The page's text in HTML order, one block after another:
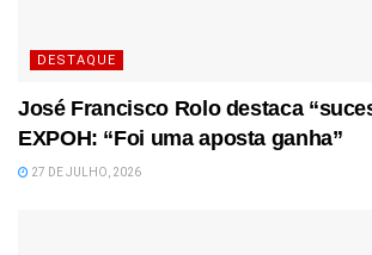
DESTAQUE
José Francisco Rolo destaca
EXPOH: “Foi uma aposta ganha”
27 DE JULHO, 2026